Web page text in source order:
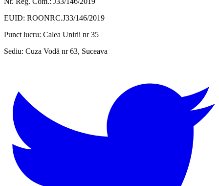
EUID: ROONRC.J33/146/2019
Punct lucru: Calea Unirii nr 35
Sediu: Cuza Vodă nr 63, Suceava